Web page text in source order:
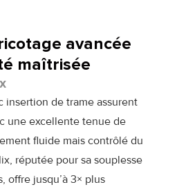
avancée
maîtrisée
insertion de trame assurent
une excellente tenue de
fluide mais contrôlé du
réputée pour sa souplesse
offre jusqu’à 3× plus